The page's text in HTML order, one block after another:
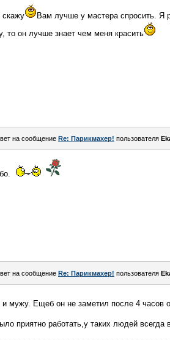
скажу
Вам лучше у мастера спросить. Я
то он лучше знает чем меня красить
на сообщение Re: Парикмахер! пользователя
на сообщение Re: Парикмахер! пользователя
мужу. Ещеб он не заметил после 4 часов
приятно работать,у таких людей всегда